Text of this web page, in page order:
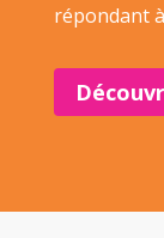
répondant